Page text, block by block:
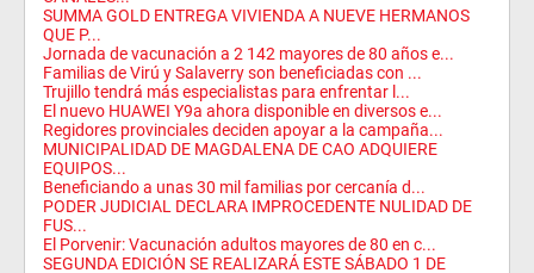
SUMMA GOLD ENTREGA VIVIENDA A NUEVE HERMANOS
QUE P...
Jornada de vacunación a 2 142 mayores de 80 años e...
Familias de Virú y Salaverry son beneficiadas con ...
Trujillo tendrá más especialistas para enfrentar l...
El nuevo HUAWEI Y9a ahora disponible en diversos e...
Regidores provinciales deciden apoyar a la campaña...
MUNICIPALIDAD DE MAGDALENA DE CAO ADQUIERE
EQUIPOS...
Beneficiando a unas 30 mil familias por cercanía d...
PODER JUDICIAL DECLARA IMPROCEDENTE NULIDAD DE
FUS...
El Porvenir: Vacunación adultos mayores de 80 en c...
SEGUNDA EDICIÓN SE REALIZARÁ ESTE SÁBADO 1 DE